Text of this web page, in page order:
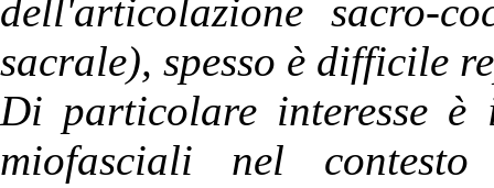
dell'articolazione sacro-
sacrale), spesso è difficile
Di particolare interesse
miofasciali nel